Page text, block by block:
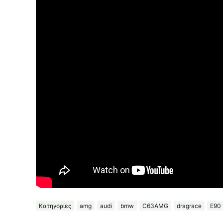
Κατηγορίες amg audi bmw C63AMG dragrace E90